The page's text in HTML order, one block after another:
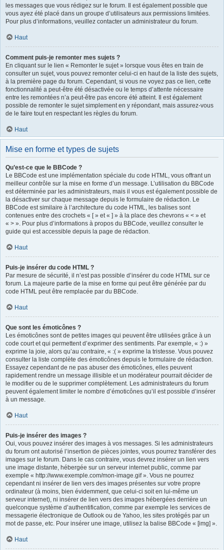
les messages que vous rédigez sur le forum. Il est également possible que
vous ayez été placé dans un groupe d’utilisateurs aux permissions limitées.
Pour plus d’informations, veuillez contacter un administrateur du forum.
Haut
Comment puis-je remonter mes sujets ?
En cliquant sur le lien « Remonter le sujet » lorsque vous êtes en train de
consulter un sujet, vous pouvez remonter celui-ci en haut de la liste des sujets,
à la première page du forum. Cependant, si vous ne voyez pas ce lien, cette
fonctionnalité a peut-être été désactivée ou le temps d’attente nécessaire
entre les remontées n’a peut-être pas encore été atteint. Il est également
possible de remonter le sujet simplement en y répondant, mais assurez-vous
de le faire tout en respectant les règles du forum.
Haut
Mise en forme et types de sujets
Qu’est-ce que le BBCode ?
Le BBCode est une implémentation spéciale du code HTML, vous offrant un
meilleur contrôle sur la mise en forme d’un message. L’utilisation du BBCode
est déterminée par les administrateurs, mais il vous est également possible de
la désactiver sur chaque message depuis le formulaire de rédaction. Le
BBCode est similaire à l’architecture du code HTML, les balises sont
contenues entre des crochets « [ » et « ] » à la place des chevrons « < » et
« > ». Pour plus d’informations à propos du BBCode, veuillez consulter le
guide qui est accessible depuis la page de rédaction.
Haut
Puis-je insérer du code HTML ?
Par mesure de sécurité, il n’est pas possible d’insérer du code HTML sur ce
forum. La majeure partie de la mise en forme qui peut être générée par du
code HTML peut être remplacée par du BBCode.
Haut
Que sont les émoticônes ?
Les émoticônes sont de petites images qui peuvent être utilisées grâce à un
code court et qui permettent d’exprimer des sentiments. Par exemple, « :) »
exprime la joie, alors qu’au contraire, « :( » exprime la tristesse. Vous pouvez
consulter la liste complète des émoticônes depuis le formulaire de rédaction.
Essayez cependant de ne pas abuser des émoticônes, elles peuvent
rapidement rendre un message illisible et un modérateur pourrait décider de
le modifier ou de le supprimer complètement. Les administrateurs du forum
peuvent également limiter le nombre d’émoticônes qu’il est possible d’insérer
à un message.
Haut
Puis-je insérer des images ?
Oui, vous pouvez insérer des images à vos messages. Si les administrateurs
du forum ont autorisé l’insertion de pièces jointes, vous pourrez transférer des
images sur le forum. Dans le cas contraire, vous devrez insérer un lien vers
une image distante, hébergée sur un serveur internet public, comme par
exemple « http://www.exemple.com/mon-image.gif ». Vous ne pourrez
cependant ni insérer de lien vers des images présentes sur votre propre
ordinateur (à moins, bien évidemment, que celui-ci soit en lui-même un
serveur internet), ni insérer de lien vers des images hébergées derrière un
quelconque système d’authentification, comme par exemple les services de
messagerie électronique de Outlook ou de Yahoo, les sites protégés par un
mot de passe, etc. Pour insérer une image, utilisez la balise BBCode « [img] ».
Haut